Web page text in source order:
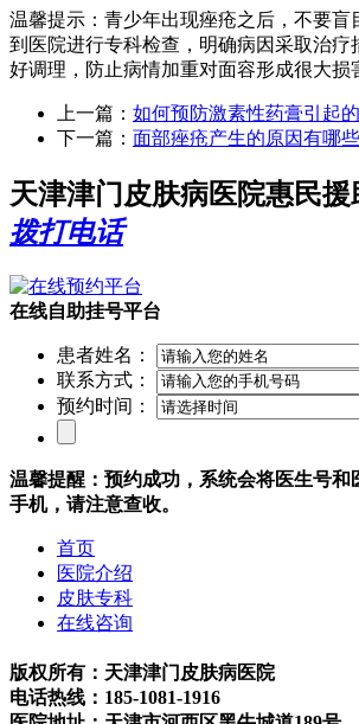
温馨提示：青少年出现痤疮之后，不要盲
到医院进行专科检查，明确病因采取治疗
好调理，防止病情加重对面容形成很大损
上一篇： 如何预防激素性药膏引起
下一篇： 面部痤疮产生的原因有哪些
天津津门皮肤病医院惠民援
拨打电话
在线自助挂号平台
患者姓名：
联系方式：
预约时间：
温馨提醒：预约成功，系统会将医生号和
手机，请注意查收。
首页
医院介绍
皮肤专科
在线咨询
版权所有：天津津门皮肤病医院
电话热线：185-1081-1916